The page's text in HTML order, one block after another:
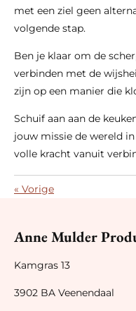
met een ziel geen
volgende stap.
Ben je klaar om de
verbinden met de
zijn op een manier die
Schuif aan aan de
jouw missie de wereld
volle kracht vanuit
« Vorige
Anne Mulder
Kamgras 13
3902 BA Veenendaal